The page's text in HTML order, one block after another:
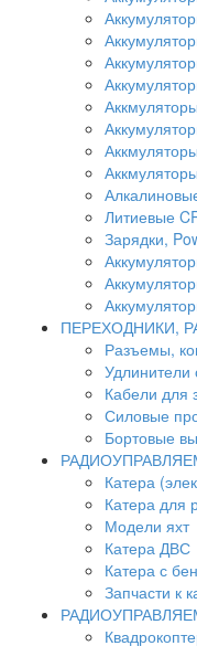
Литиевые
Зарядки,
ПЕРЕХОДНИКИ,
Разъемы,
Удлинители
Кабели для
Силовые
Бортовые
Катера
Катера для
Модели яхт
Катера ДВС
Катера с
Запчасти к